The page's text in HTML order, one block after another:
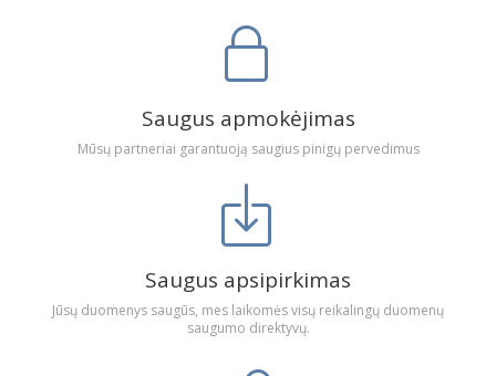
Saugus apmokėjimas
Mūsų partneriai garantuoją saugius pinigų pervedimus
Saugus apsipirkimas
Jūsų duomenys saugūs, mes laikomės visų reikalingų duomenų
saugumo direktyvų.